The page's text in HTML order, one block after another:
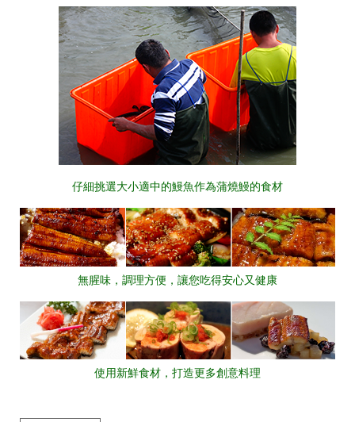
仔細挑選大小適中的鰻魚作為蒲燒鰻的食材
無腥味，調理方便，讓您吃得安心又健康
使用新鮮食材，打造更多創意料理